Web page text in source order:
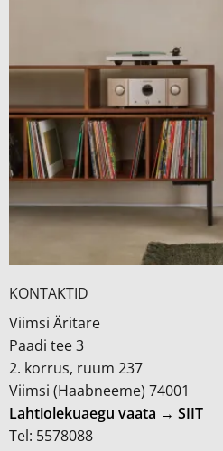
KONTAKTID
Viimsi Äritare
Paadi tee 3
2. korrus, ruum 237
Viimsi (Haabneeme) 74001
Lahtiolekuaegu vaata → SIIT
Tel: 5578088